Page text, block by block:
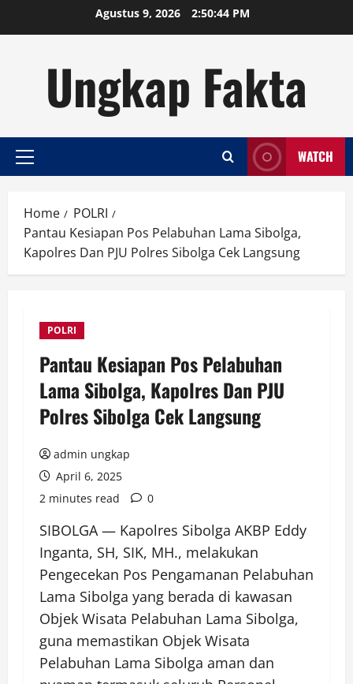
Agustus 9, 2026 2:50:45 PM
Ungkap Fakta
Primary
WATCH
Home
POLRI
Pantau Kesiapan Pos Pelabuhan Lama Sibolga,
Kapolres Dan PJU Polres Sibolga Cek Langsung
POLRI
Pantau Kesiapan Pos Pelabuhan
Lama Sibolga, Kapolres Dan PJU
Polres Sibolga Cek Langsung
admin ungkap
April 6, 2025
2 minutes read
0
SIBOLGA — Kapolres Sibolga AKBP Eddy
Inganta, SH, SIK, MH., melakukan
Pengecekan Pos Pengamanan Pelabuhan
Lama Sibolga yang berada di kawasan
Objek Wisata Pelabuhan Lama Sibolga,
guna memastikan Objek Wisata
Pelabuhan Lama Sibolga aman dan